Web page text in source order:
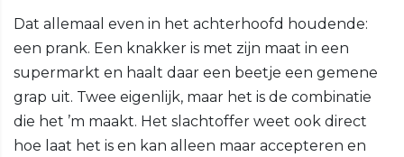
Dat allemaal even in het achterhoofd houdende:
een prank. Een knakker is met zijn maat in een
supermarkt en haalt daar een beetje een gemene
grap uit. Twee eigenlijk, maar het is de combinatie
die het ’m maakt. Het slachtoffer weet ook direct
hoe laat het is en kan alleen maar accepteren en